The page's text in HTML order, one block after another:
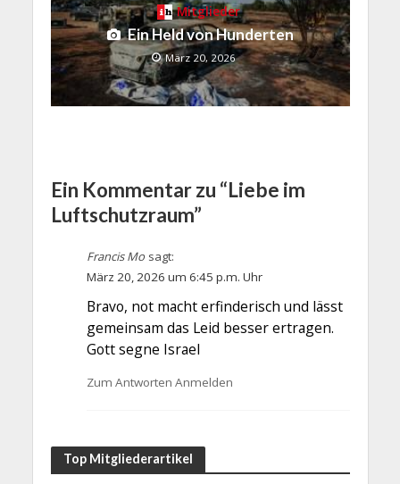
Mitglieder
Ein Held von Hunderten
März 20, 2026
Ein Kommentar zu “Liebe im
Luftschutzraum”
Francis Mo sagt:
März 20, 2026 um 6:45 p.m. Uhr
Bravo, not macht erfinderisch und lässt
gemeinsam das Leid besser ertragen.
Gott segne Israel
Zum Antworten Anmelden
Top Mitgliederartikel